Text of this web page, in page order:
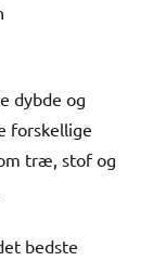
dybde og
forskellige
træ, stof og
bedste